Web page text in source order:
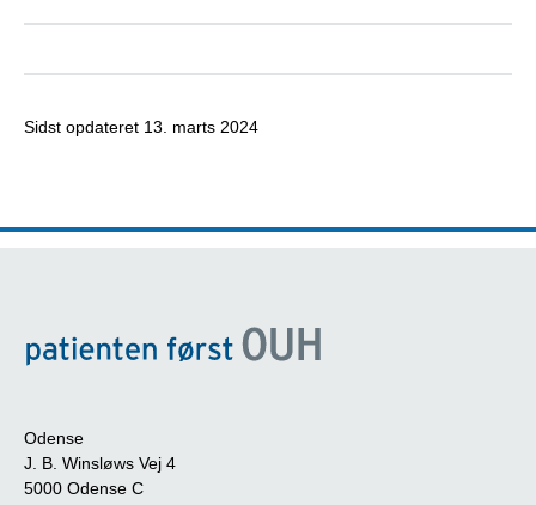
Sidst opdateret 13. marts 2024
Odense
J. B. Winsløws Vej 4
5000 Odense C